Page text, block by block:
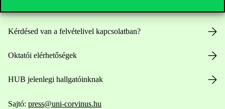
Kérdésed van a felvételivel kapcsolatban?
Oktatói elérhetőségek
HUB jelenlegi hallgatóinknak
Sajtó: press@uni-corvinus.hu